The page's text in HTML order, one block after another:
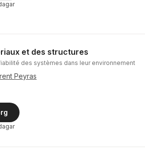
et des structures
des systèmes dans leur environnement
Peyras